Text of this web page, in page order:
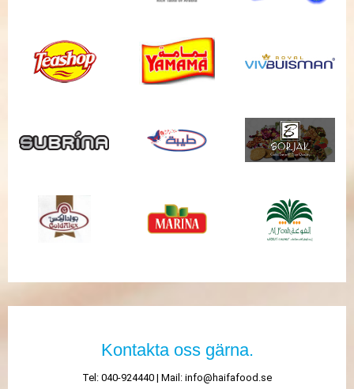
Kontakta oss gärna.
Tel: 040-924440 | Mail: info@haifafood.se